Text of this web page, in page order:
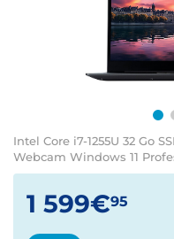
Intel Core i7-1255U 32 Go
Webcam Windows 11
1 599€95